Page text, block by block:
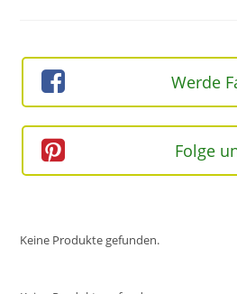
Werde
Folge
Keine Produkte gefunden.